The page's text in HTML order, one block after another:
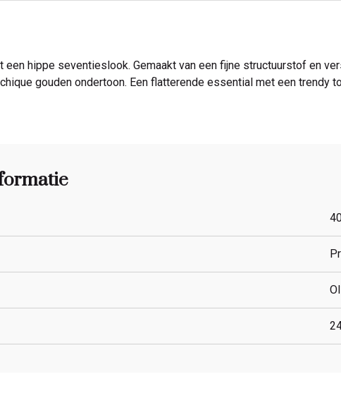
hippe seventieslook. Gemaakt van een fijne structuurstof en
gouden ondertoon. Een flatterende essential met een trendy